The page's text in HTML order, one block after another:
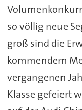
so völlig neue
groß sind die
kommendem
vergangenen
Klasse gefeiert